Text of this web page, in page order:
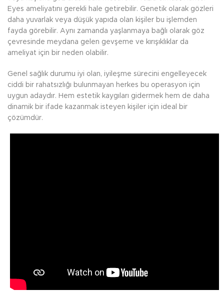
Eyes ameliyatını gerekli hale getirebilir. Genetik olarak gözleri
daha yuvarlak veya düşük yapıda olan kişiler bu işlemden
fayda görebilir. Aynı zamanda yaşlanmaya bağlı olarak göz
çevresinde meydana gelen gevşeme ve kırışıklıklar da
ameliyat için bir neden olabilir.
Genel sağlık durumu iyi olan, iyileşme sürecini engelleyecek
ciddi bir rahatsızlığı bulunmayan herkes bu operasyon için
uygun adaydır. Hem estetik kaygıları gidermek hem de daha
dinamik bir ifade kazanmak isteyen kişiler için ideal bir
çözümdür.